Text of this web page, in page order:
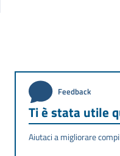
Feedback
Ti è stata utile
Aiutaci a migliorare